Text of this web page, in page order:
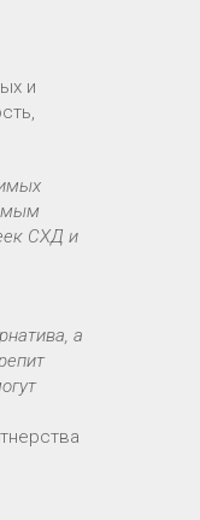
и
СХД и
а